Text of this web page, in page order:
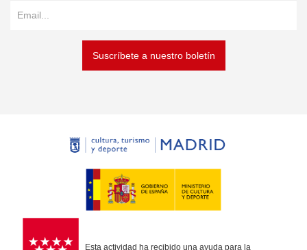
Suscríbete a nuestro boletín
Esta actividad ha recibido una ayuda para la